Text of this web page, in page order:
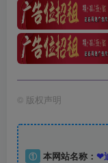
© 版权声明
① 本网站名称： ❤